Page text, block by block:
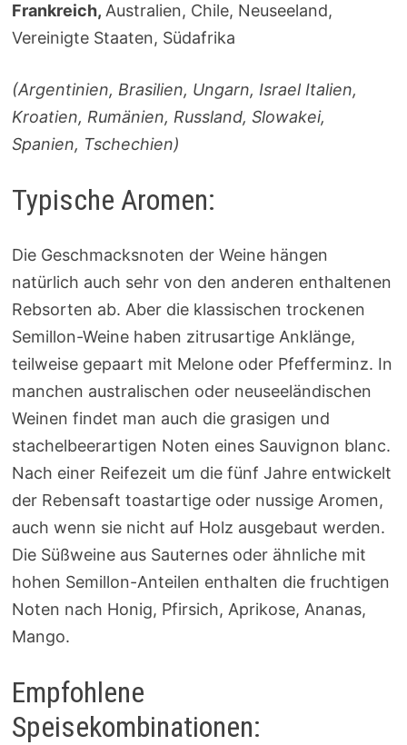
Frankreich, Australien, Chile, Neuseeland,
Vereinigte Staaten, Südafrika
(Argentinien, Brasilien, Ungarn, Israel Italien,
Kroatien, Rumänien, Russland, Slowakei,
Spanien, Tschechien)
Typische Aromen:
Die Geschmacksnoten der Weine hängen
natürlich auch sehr von den anderen enthaltenen
Rebsorten ab. Aber die klassischen trockenen
Semillon-Weine haben zitrusartige Anklänge,
teilweise gepaart mit Melone oder Pfefferminz. In
manchen australischen oder neuseeländischen
Weinen findet man auch die grasigen und
stachelbeerartigen Noten eines Sauvignon blanc.
Nach einer Reifezeit um die fünf Jahre entwickelt
der Rebensaft toastartige oder nussige Aromen,
auch wenn sie nicht auf Holz ausgebaut werden.
Die Süßweine aus Sauternes oder ähnliche mit
hohen Semillon-Anteilen enthalten die fruchtigen
Noten nach Honig, Pfirsich, Aprikose, Ananas,
Mango.
Empfohlene
Speisekombinationen: